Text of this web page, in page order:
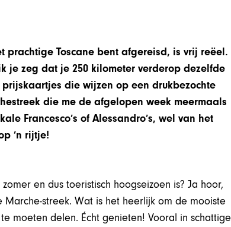
prachtige Toscane bent afgereisd, is vrij reëel.
je zeg dat je 250 kilometer verderop dezelfde
die wijzen op een drukbezochte
die me de afgelopen week meermaals
Francesco’s of Alessandro’s, wel van het
’n rijtje!
en dus toeristisch hoogseizoen is? Ja hoor,
streek. Wat is het heerlijk om de mooiste
moeten delen. Écht genieten! Vooral in schattige